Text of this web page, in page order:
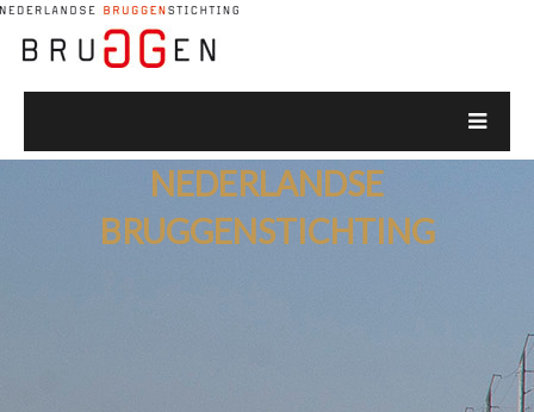
NEDERLANDSE
BRUGGENSTICHTING